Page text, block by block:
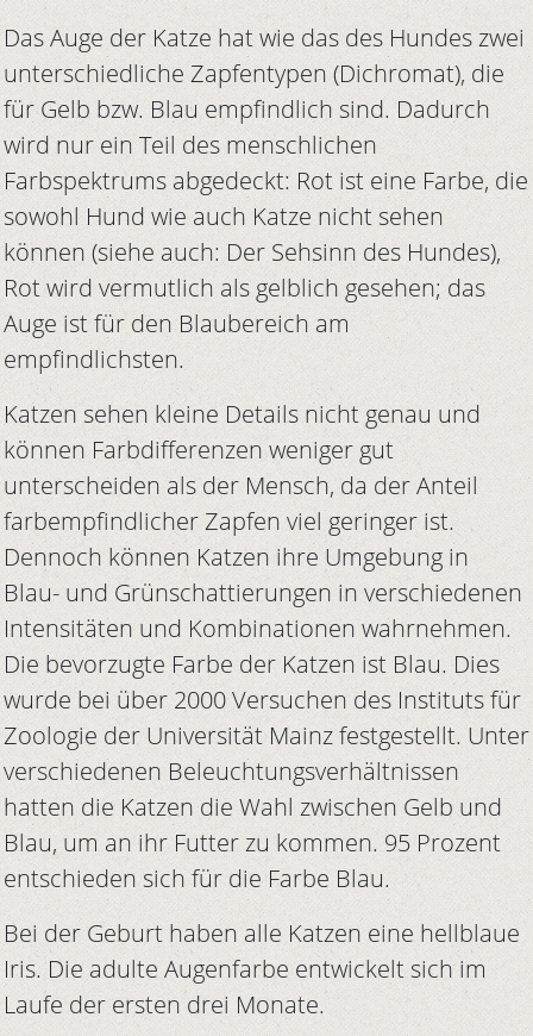
Das Auge der Katze hat wie das des Hundes zwei
unterschiedliche Zapfentypen (Dichromat), die
für Gelb bzw. Blau empfindlich sind. Dadurch
wird nur ein Teil des menschlichen
Farbspektrums abgedeckt: Rot ist eine Farbe, die
sowohl Hund wie auch Katze nicht sehen
können (siehe auch: Der Sehsinn des Hundes),
Rot wird vermutlich als gelblich gesehen; das
Auge ist für den Blaubereich am
empfindlichsten.
Katzen sehen kleine Details nicht genau und
können Farbdifferenzen weniger gut
unterscheiden als der Mensch, da der Anteil
farbempfindlicher Zapfen viel geringer ist.
Dennoch können Katzen ihre Umgebung in
Blau- und Grünschattierungen in verschiedenen
Intensitäten und Kombinationen wahrnehmen.
Die bevorzugte Farbe der Katzen ist Blau. Dies
wurde bei über 2000 Versuchen des Instituts für
Zoologie der Universität Mainz festgestellt. Unter
verschiedenen Beleuchtungsverhältnissen
hatten die Katzen die Wahl zwischen Gelb und
Blau, um an ihr Futter zu kommen. 95 Prozent
entschieden sich für die Farbe Blau.
Bei der Geburt haben alle Katzen eine hellblaue
Iris. Die adulte Augenfarbe entwickelt sich im
Laufe der ersten drei Monate.